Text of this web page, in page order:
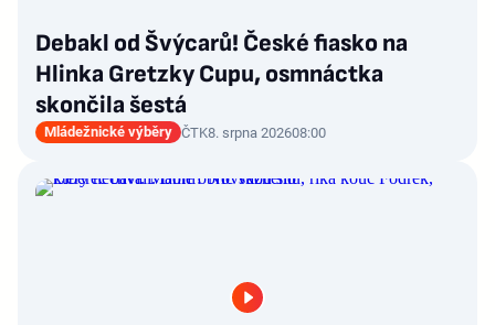
Debakl od Švýcarů! České fiasko na
Hlinka Gretzky Cupu, osmnáctka
skončila šestá
Mládežnické výběry ČTK8. srpna 202608:00